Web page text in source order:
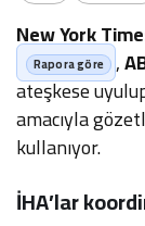
New York
,
ateşkese
amacıyla
kullanıyor.
İHA’lar